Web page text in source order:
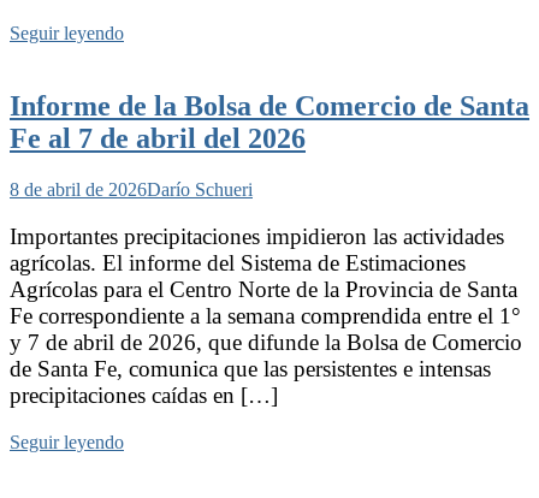
Seguir leyendo
Informe de la Bolsa de Comercio de Santa
Fe al 7 de abril del 2026
8 de abril de 2026Darío Schueri
Importantes precipitaciones impidieron las actividades
agrícolas. El informe del Sistema de Estimaciones
Agrícolas para el Centro Norte de la Provincia de Santa
Fe correspondiente a la semana comprendida entre el 1°
y 7 de abril de 2026, que difunde la Bolsa de Comercio
de Santa Fe, comunica que las persistentes e intensas
precipitaciones caídas en […]
Seguir leyendo